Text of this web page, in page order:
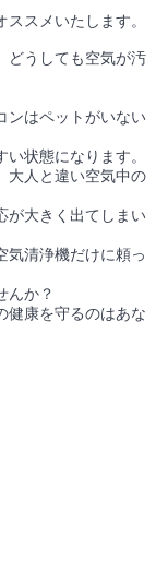
スメいたします。
どうしても空気が汚
ンはペットがいない
状態になります。
大人と違い空気中の
が大きく出てしまい
気清浄機だけに頼っ
んか？
健康を守るのはあな